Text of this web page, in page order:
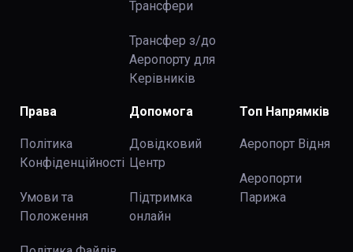
Трансфери
Трансфер з/до
Аеропорту для
Керівників
Права
Політика
Конфіденційності
Умови та
Положення
Допомога
Довідковий
Центр
Підтримка
онлайн
Топ Напрямків
Аеропорт Відня
Аеропорти
Парижа